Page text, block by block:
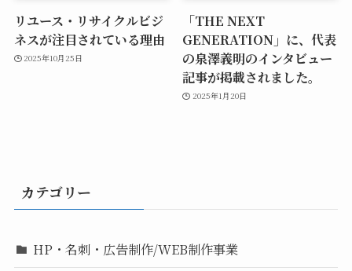
リユース・リサイクルビジ
ネスが注目されている理由
2025年10月25日
「THE NEXT
GENERATION」に、代表
の泉澤義明のインタビュー
記事が掲載されました。
2025年1月20日
カテゴリー
HP・名刺・広告制作/WEB制作事業